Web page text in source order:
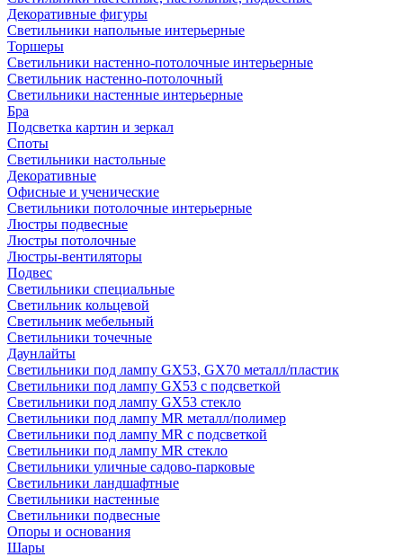
Декоративные фигуры
Светильники напольные интерьерные
Торшеры
Светильники настенно-потолочные интерьерные
Светильник настенно-потолочный
Светильники настенные интерьерные
Бра
Подсветка картин и зеркал
Споты
Светильники настольные
Декоративные
Офисные и ученические
Светильники потолочные интерьерные
Люстры подвесные
Люстры потолочные
Люстры-вентиляторы
Подвес
Светильники специальные
Светильник кольцевой
Светильник мебельный
Светильники точечные
Даунлайты
Светильники под лампу GX53, GX70 металл/пластик
Светильники под лампу GX53 с подсветкой
Светильники под лампу GX53 стекло
Светильники под лампу MR металл/полимер
Светильники под лампу MR с подсветкой
Светильники под лампу MR стекло
Светильники уличные садово-парковые
Светильники ландшафтные
Светильники настенные
Светильники подвесные
Опоры и основания
Шары